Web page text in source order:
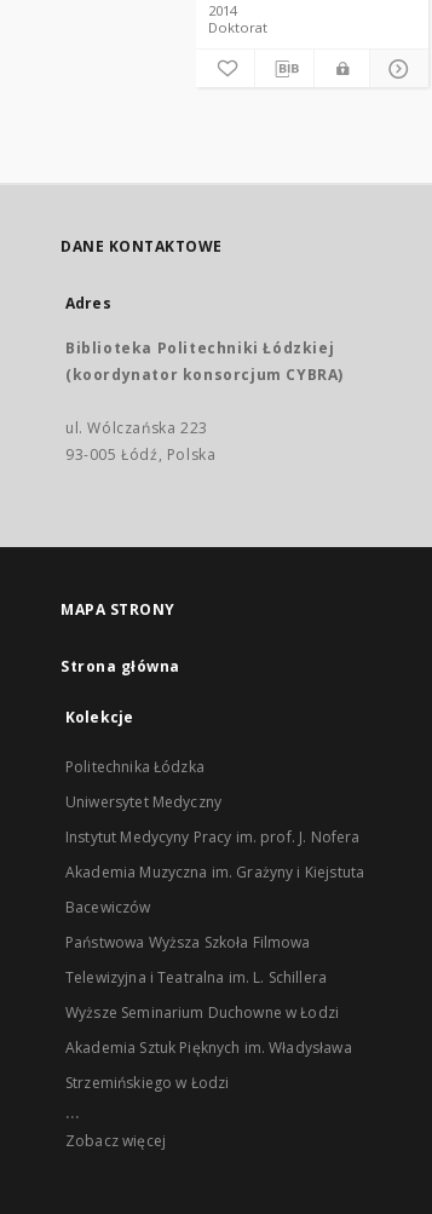
2014
Doktorat
DANE KONTAKTOWE
Adres
Biblioteka Politechniki Łódzkiej
(koordynator konsorcjum CYBRA)
ul. Wólczańska 223
93-005 Łódź, Polska
MAPA STRONY
Strona główna
Kolekcje
Politechnika Łódzka
Uniwersytet Medyczny
Instytut Medycyny Pracy im. prof. J. Nofera
Akademia Muzyczna im. Grażyny i Kiejstuta
Bacewiczów
Państwowa Wyższa Szkoła Filmowa
Telewizyjna i Teatralna im. L. Schillera
Wyższe Seminarium Duchowne w Łodzi
Akademia Sztuk Pięknych im. Władysława
Strzemińskiego w Łodzi
...
Zobacz więcej